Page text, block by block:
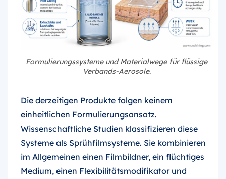
Formulierungssysteme und Materialwege für flüssige
Verbands-Aerosole.
Die derzeitigen Produkte folgen keinem
einheitlichen Formulierungsansatz.
Wissenschaftliche Studien klassifizieren diese
Systeme als Sprühfilmsysteme. Sie kombinieren
im Allgemeinen einen Filmbildner, ein flüchtiges
Medium, einen Flexibilitätsmodifikator und